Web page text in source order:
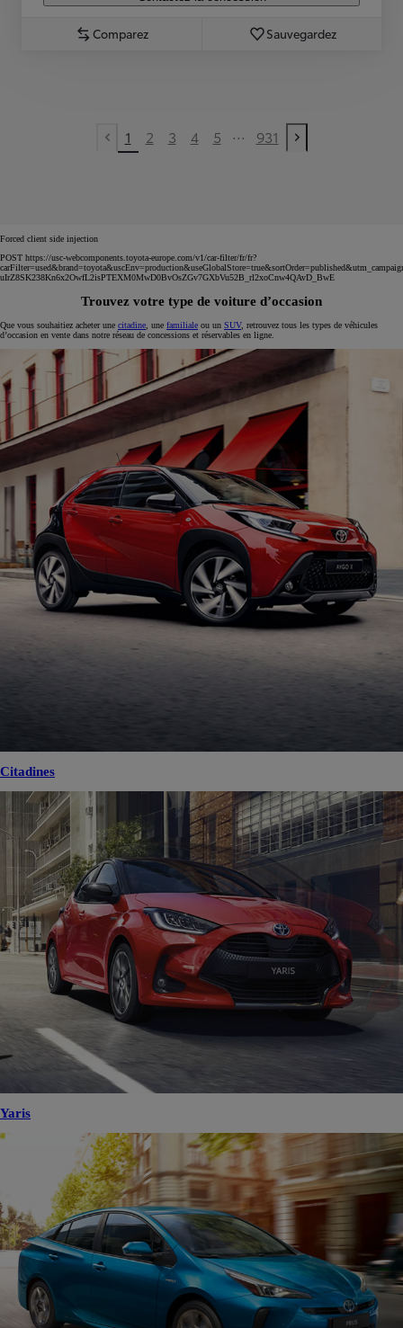
Comparez Sauvegardez
Previous page
1 2 3 4 5 ... 931
Next page
Forced client side injection
POST https://usc-webcomponents.toyota-europe.com/v1/car-filter/fr/fr?
uIrZ8SK238Kn6x2OwfL2isPTEXM0MwD0BvOsZGv7GXbVu52B_rl2xoCnw4QAvD_BwE
Trouvez votre type de voiture d’occasion
Que vous souhaitiez acheter une citadine , une familiale ou un SUV, retrouvez tous les types de véhicules
d’occasion en vente dans notre réseau de concessions et réservables en ligne.
Citadines
Yaris